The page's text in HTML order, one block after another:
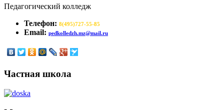
Педагогический колледж
Телефон: 8(495)727-55-85
Email: pedkolledzh.mz@mail.ru
Частная школа